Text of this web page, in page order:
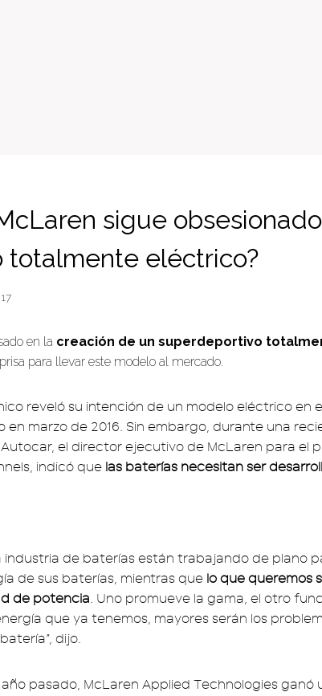
sigue
totalmente eléctrico?
en la creación de un superdeportivo
para llevar este modelo al mercado.
reveló su intención de un modelo eléctrico en
en marzo de 2016. Sin embargo, durante una
el director ejecutivo de McLaren para el
indicó que las baterías necesitan ser
industria de baterías están trabajando de plano
de sus baterías, mientras que lo que queremos
de potencia. Uno promueve la gama, el otro
que ya tenemos, mayores serán los
dijo.
pasado, McLaren Applied Technologies ganó